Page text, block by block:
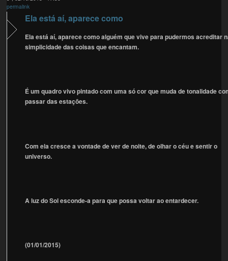
permalink
Ela está aí, aparece como
Ela está aí, aparece como alguém que vive para pudermos acreditar
simplicidade das coisas que encantam.
É um quadro vivo pintado com uma só cor que muda de tonalidade
passar das estações.
Com ela cresce a vontade de ver de noite, de olhar o céu e sentir o
universo.
A luz do Sol esconde-a para que possa voltar ao entardecer.
(01/01/2015)